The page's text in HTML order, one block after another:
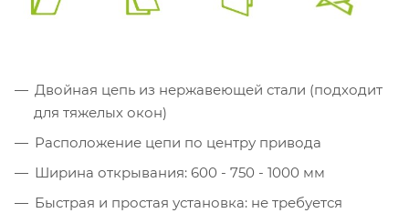
Двойная цепь из нержавеющей стали (подходит
для тяжелых окон)
Расположение цепи по центру привода
Ширина открывания: 600 - 750 - 1000 мм
Быстрая и простая установка: не требуется